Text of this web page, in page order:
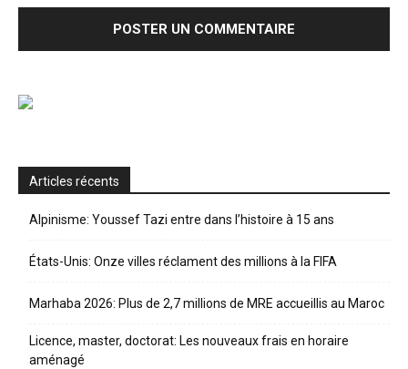
Articles récents
Alpinisme: Youssef Tazi entre dans l’histoire à 15 ans
États-Unis: Onze villes réclament des millions à la FIFA
Marhaba 2026: Plus de 2,7 millions de MRE accueillis au Maroc
Licence, master, doctorat: Les nouveaux frais en horaire
aménagé